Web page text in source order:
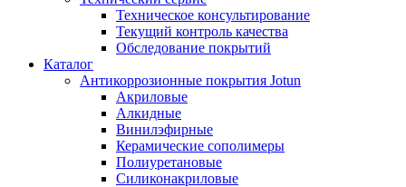
Техническое консультирование
Текущий контроль качества
Обследование покрытий
Каталог
Антикоррозионные покрытия Jotun
Акриловые
Алкидные
Винилэфирные
Керамические сополимеры
Полиуретановые
Силиконакриловые